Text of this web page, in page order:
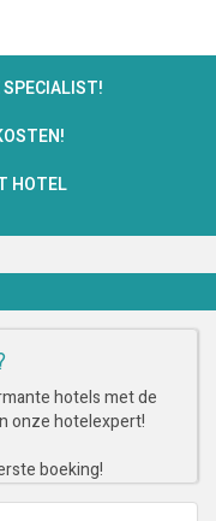
SPECIALIST!
HOTEL
hotels met de
onze hotelexpert!
boeking!